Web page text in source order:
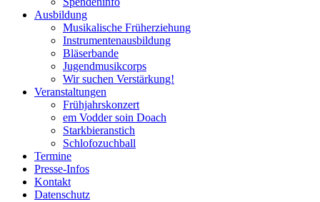
Ausbildung
Musikalische Früherziehung
Instrumentenausbildung
Bläserbande
Jugendmusikcorps
Wir suchen Verstärkung!
Veranstaltungen
Frühjahrskonzert
em Vodder soin Doach
Starkbieranstich
Schlofozuchball
Termine
Presse-Infos
Kontakt
Datenschutz